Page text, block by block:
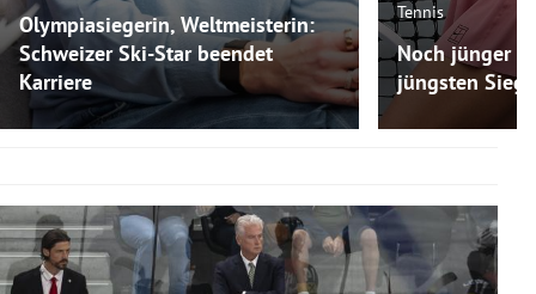
Olympiasiegerin, Weltmeisterin:
Schweizer Ski-Star beendet
Karriere
Tennis
Noch jünger
jüngsten